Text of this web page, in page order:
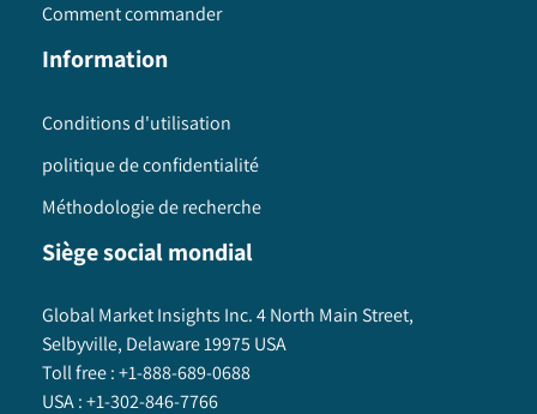
Comment commander
Information
Conditions d'utilisation
politique de confidentialité
Méthodologie de recherche
Siège social mondial
Global Market Insights Inc. 4 North Main Street,
Selbyville, Delaware 19975 USA
Toll free :+1-888-689-0688
USA :+1-302-846-7766